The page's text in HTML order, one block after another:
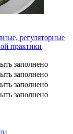
регуляторные
практики
заполнено
заполнено
заполнено
заполнено